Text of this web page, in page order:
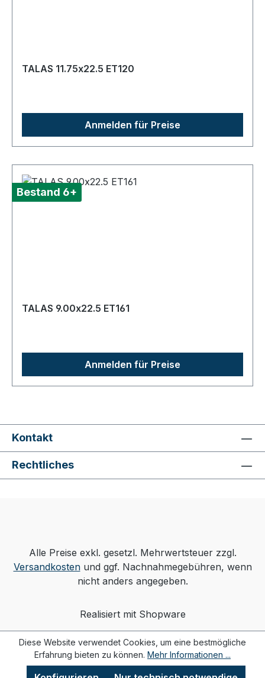
TALAS 11.75x22.5 ET120
Anmelden für Preise
Bestand 6+
TALAS 9.00x22.5 ET161
Anmelden für Preise
Kontakt
Rechtliches
Alle Preise exkl. gesetzl. Mehrwertsteuer zzgl.
Versandkostenund ggf. Nachnahmegebühren, wenn
nicht anders angegeben.
Realisiert mit Shopware
Diese Website verwendet Cookies, um eine bestmögliche
Erfahrung bieten zu können. Mehr Informationen ...